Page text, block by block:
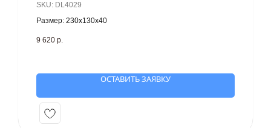
SKU: DL4029
Размер: 230х130х40
9 620 р.
ОСТАВИТЬ ЗАЯВКУ